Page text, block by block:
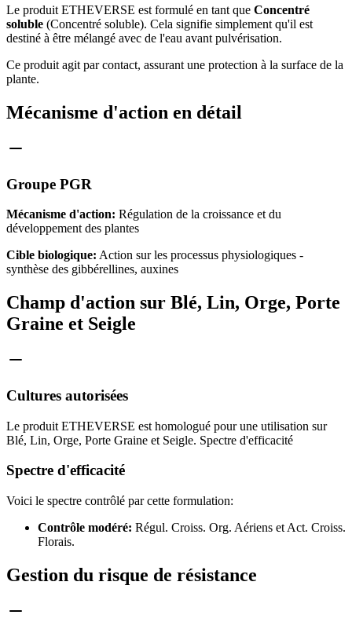
Le produit ETHEVERSE est formulé en tant que Concentré
soluble (Concentré soluble). Cela signifie simplement qu'il est
destiné à être mélangé avec de l'eau avant pulvérisation.
Ce produit agit par contact, assurant une protection à la surface de la
plante.
Mécanisme d'action en détail
Groupe PGR
Mécanisme d'action: Régulation de la croissance et du
développement des plantes
Cible biologique: Action sur les processus physiologiques -
synthèse des gibbérellines, auxines
Champ d'action sur Blé, Lin, Orge, Porte
Graine et Seigle
Cultures autorisées
Le produit ETHEVERSE est homologué pour une utilisation sur
Blé, Lin, Orge, Porte Graine et Seigle. Spectre d'efficacité
Spectre d'efficacité
Voici le spectre contrôlé par cette formulation:
Contrôle modéré: Régul. Croiss. Org. Aériens et Act. Croiss.
Florais.
Gestion du risque de résistance